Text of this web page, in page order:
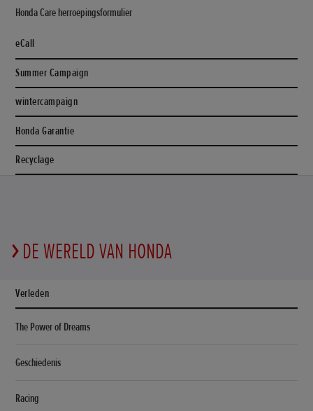
Honda Care herroepingsformulier
eCall
Summer Campaign
wintercampaign
Honda Garantie
Recyclage
DE WERELD VAN HONDA
Verleden
The Power of Dreams
Geschiedenis
Racing